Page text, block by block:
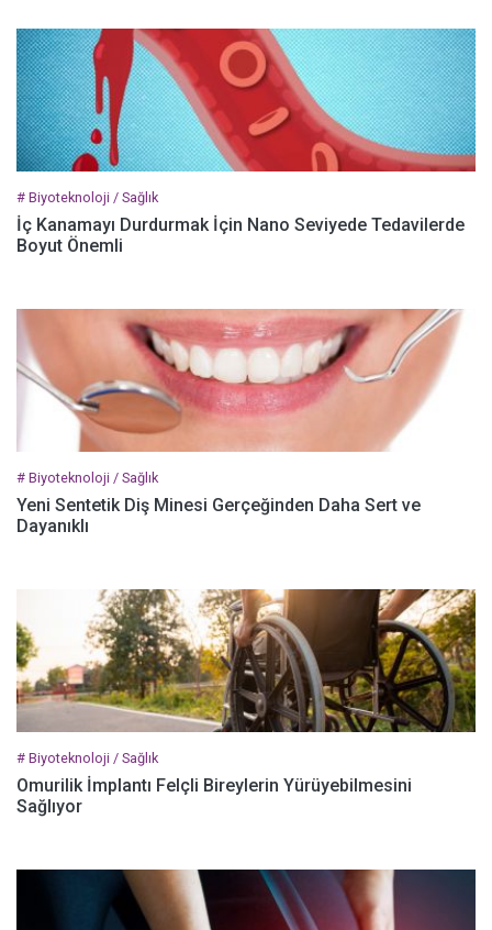
# Biyoteknoloji / Sağlık
İç Kanamayı Durdurmak İçin Nano Seviyede Tedavilerde
Boyut Önemli
# Biyoteknoloji / Sağlık
Yeni Sentetik Diş Minesi Gerçeğinden Daha Sert ve
Dayanıklı
# Biyoteknoloji / Sağlık
Omurilik İmplantı Felçli Bireylerin Yürüyebilmesini
Sağlıyor